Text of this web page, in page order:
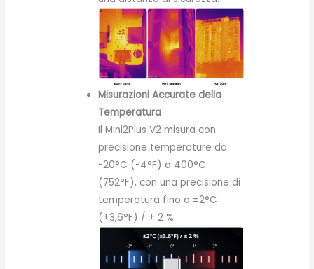
Misurazioni Accurate della
Temperatura
Il Mini2Plus V2 misura con
precisione temperature da
-20°C (-4°F) a 400°C
(752°F), con una precisione di
temperatura fino a ±2°C
(±3,6°F) / ± 2 %.